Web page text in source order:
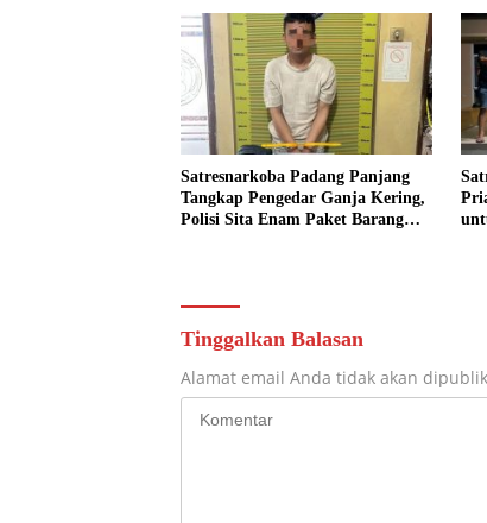
Satresnarkoba Padang Panjang
Tangkap Pengedar Ganja Kering,
Polisi Sita Enam Paket Barang
Tinggalkan Balasan
Alamat email Anda tidak akan